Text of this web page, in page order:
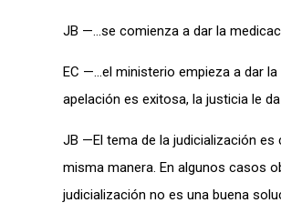
JB —…se comienza a dar la
EC —…el ministerio empieza a dar
apelación es exitosa, la justicia le
JB —El tema de la judicialización
misma manera. En algunos casos
judicialización no es una buena